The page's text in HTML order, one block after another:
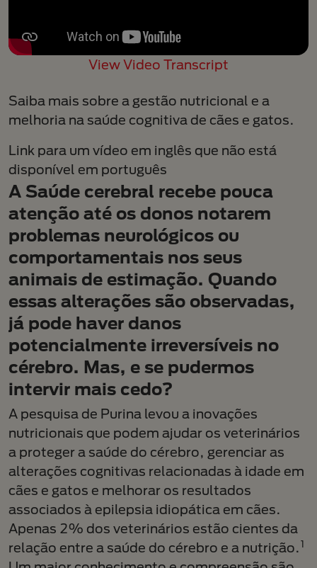
View Video Transcript
Saiba mais sobre a gestão nutricional e a
melhoria na saúde cognitiva de cães e gatos.
Link para um vídeo em inglês que não está
disponível em português
A Saúde cerebral recebe pouca
atenção até os donos notarem
problemas neurológicos ou
comportamentais nos seus
animais de estimação. Quando
essas alterações são observadas,
já pode haver danos
potencialmente irreversíveis no
cérebro. Mas, e se pudermos
intervir mais cedo?
A pesquisa de Purina levou a inovações
nutricionais que podem ajudar os veterinários
a proteger a saúde do cérebro, gerenciar as
alterações cognitivas relacionadas à idade em
cães e gatos e melhorar os resultados
associados à epilepsia idiopática em cães.
Apenas 2% dos veterinários estão cientes da
relação entre a saúde do cérebro e a nutrição.1